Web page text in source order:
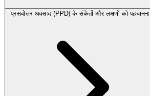
प्रसवोत्तर अवसाद (PPD) के संकेतों और लक्षणों को पहचानना